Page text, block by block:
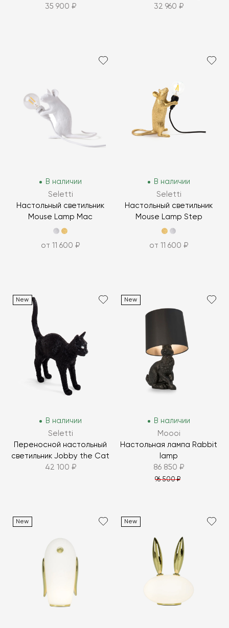
35 900 ₽
32 960 ₽
В наличии
Seletti
Настольный светильник
Mouse Lamp Mac
от 11 600 ₽
В наличии
Seletti
Настольный светильник
Mouse Lamp Step
от 11 600 ₽
New
В наличии
Seletti
Переносной настольный
светильник Jobby the Cat
42 100 ₽
New
В наличии
Moooi
Настольная лампа Rabbit
lamp
86 850 ₽
96 500 ₽
New New